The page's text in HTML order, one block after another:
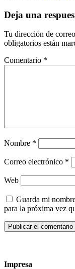
Deja una
Tu dirección de
obligatorios están
Comentario *
Nombre *
Correo electrónico *
Web
Guarda mi
para la próxima vez
Impresa